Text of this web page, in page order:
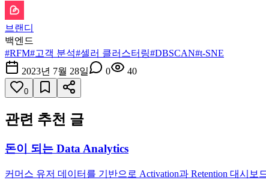
브랜디
백엔드
#RFM#고객 분석#셀러 클러스터링#DBSCAN#t-SNE
2023년 7월 28일
0 40
0
관련 추천 글
돈이 되는 Data Analytics
커머스 유저 데이터를 기반으로 Activation과 Retention 대시